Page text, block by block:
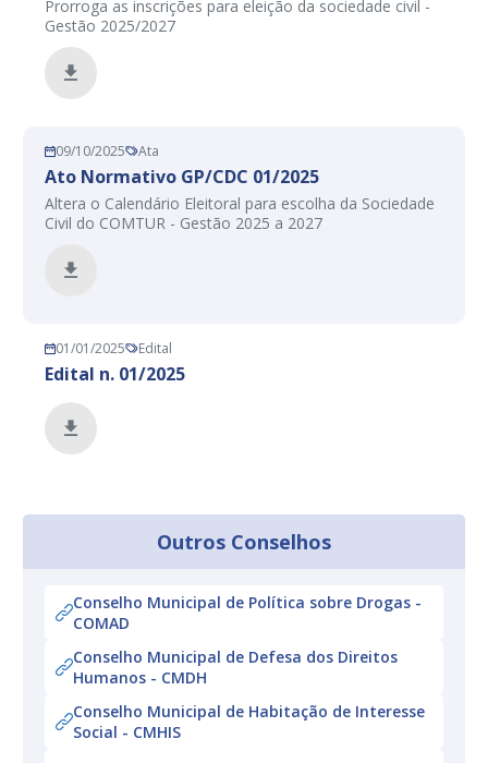
Outros Conselhos
Conselho Municipal de Política sobre Drogas -
COMAD
Conselho Municipal de Defesa dos Direitos
Humanos - CMDH
Conselho Municipal de Habitação de Interesse
Social - CMHIS
Prorroga as inscrições para eleição da sociedade civil -
Gestão 2025/2027
09/10/2025 Ata
Ato Normativo GP/CDC 01/2025
Altera o Calendário Eleitoral para escolha da Sociedade
Civil do COMTUR - Gestão 2025 a 2027
01/01/2025 Edital
Edital n. 01/2025